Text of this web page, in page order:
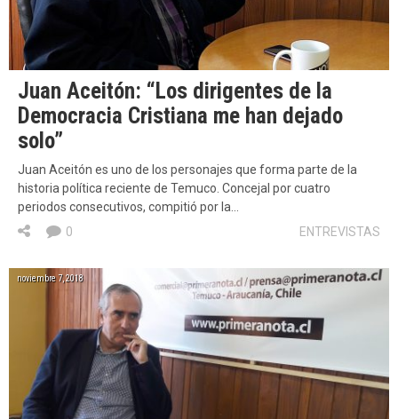
Juan Aceitón: “Los dirigentes de la
Democracia Cristiana me han dejado
solo”
Juan Aceitón es uno de los personajes que forma parte de la
historia política reciente de Temuco. Concejal por cuatro
periodos consecutivos, compitió por la…
ENTREVISTAS
0
noviembre 7, 2018